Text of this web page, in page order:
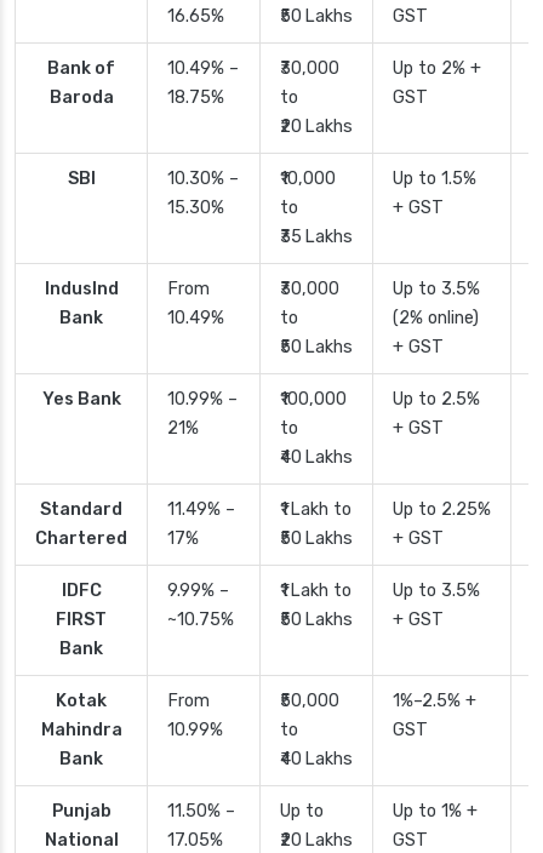
16.65%
₹50 Lakhs
GST
Bank of
Baroda
10.49% –
18.75%
₹30,000
to
₹20 Lakhs
Up to 2% +
GST
SBI
10.30% –
15.30%
₹10,000
to
₹35 Lakhs
Up to 1.5%
+ GST
IndusInd
Bank
From
10.49%
₹30,000
to
₹50 Lakhs
Up to 3.5%
(2% online)
+ GST
Yes Bank
10.99% –
21%
₹100,000
to
₹40 Lakhs
Up to 2.5%
+ GST
Standard
Chartered
11.49% –
17%
₹1 Lakh to
₹50 Lakhs
Up to 2.25%
+ GST
IDFC
FIRST
Bank
9.99% –
~10.75%
₹1 Lakh to
₹50 Lakhs
Up to 3.5%
+ GST
Kotak
Mahindra
Bank
From
10.99%
₹50,000
to
₹40 Lakhs
1%–2.5% +
GST
Punjab
National
11.50% –
17.05%
Up to
₹20 Lakhs
Up to 1% +
GST